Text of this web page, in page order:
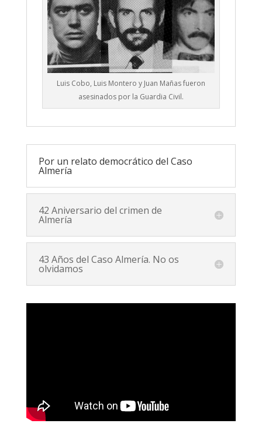
Luis Cobo, Luis Montero y Juan Mañas fueron
asesinados por la Guardia Civil.
Por un relato democrático del Caso
Almería
42 Aniversario del crimen de
Almería
43 Años del Caso Almería. No os
olvidamos